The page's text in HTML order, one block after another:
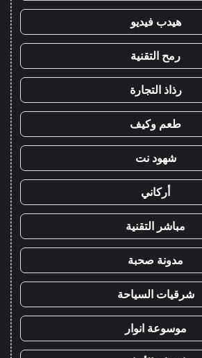
هيدب فيديو
رمح التقنية
رذاذ التجارة
طعم وكيف
شهود نت
أركاني
مباشر التقنية
مدونة صحبة
شرقيات السياحة
موسوعة انوار